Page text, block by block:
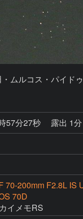
ムルコス・パイド
57分27秒
露出 1分
70-200mm F2.8L IS
70D
イメモRS